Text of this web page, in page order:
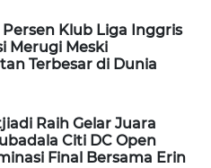
Persen Klub Liga Inggris
Merugi Meski
Terbesar di Dunia
Raih Gelar Juara
Citi DC Open
Final Bersama Erin